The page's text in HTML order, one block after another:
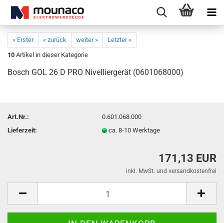
« Erster « zurück weiter »
Letzter »
10 Artikel in dieser Kategorie
Bosch GOL 26 D PRO Nivelliergerät (0601068000)
Art.Nr.:
0.601.068.000
Lieferzeit:
ca. 8-10 Werktage
171,13 EUR